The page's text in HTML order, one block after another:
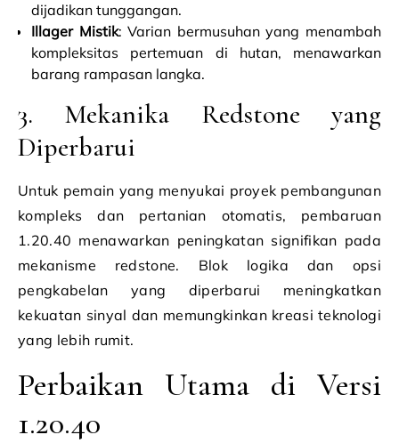
dijadikan tunggangan.
Illager Mistik: Varian bermusuhan yang menambah
kompleksitas pertemuan di hutan, menawarkan
barang rampasan langka.
3. Mekanika Redstone yang
Diperbarui
Untuk pemain yang menyukai proyek pembangunan
kompleks dan pertanian otomatis, pembaruan
1.20.40 menawarkan peningkatan signifikan pada
mekanisme redstone. Blok logika dan opsi
pengkabelan yang diperbarui meningkatkan
kekuatan sinyal dan memungkinkan kreasi teknologi
yang lebih rumit.
Perbaikan Utama di Versi
1.20.40